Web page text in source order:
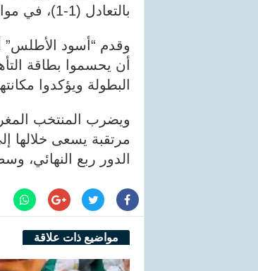
بالتعادل (1-1)، في مواجهة حافلة بالإثارة والندية.
وقدم “أسود الأطلس”
أن يحسموا بطاقة
البطولة ويؤكدوا
مرتقبة يسعى خلالها
الدور ربع النهائي،
مواضيع ذات علاقة